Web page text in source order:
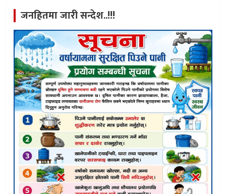
जनहितमा जारी सन्देश..!!!